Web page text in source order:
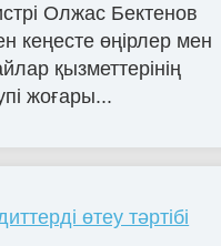
Олжас Бектенов
кеңесте өңірлер мен
қызметтерінің
жоғары...
өтеу тәртібі